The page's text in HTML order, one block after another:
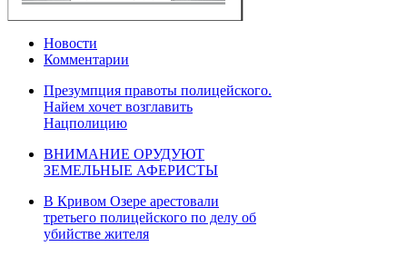
Новости
Комментарии
Презумпция правоты полицейского.
Найем хочет возглавить
Нацполицию
ВНИМАНИЕ ОРУДУЮТ
ЗЕМЕЛЬНЫЕ АФЕРИСТЫ
В Кривом Озере арестовали
третьего полицейского по делу об
убийстве жителя